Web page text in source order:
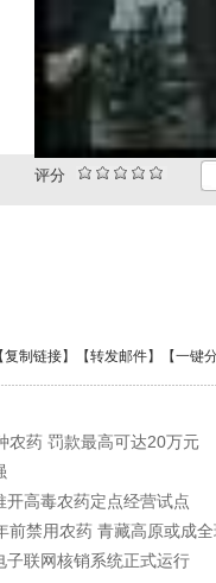
评分
复制链接】【转发邮件】 【一键
农药 罚款最高可达20万元
开高毒农药定点经营试点
前禁用农药 青藏高原或成
子联网核销系统正式运行